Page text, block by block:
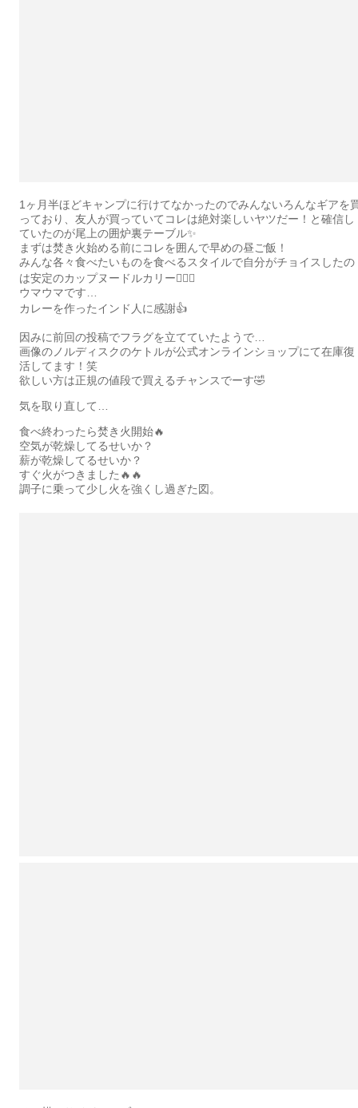
1ヶ月半ほどキャンプに行けてなかったのでみんないろんなギアを
っており、友人が買っていてコレは絶対楽しいヤツだー！と確信し
ていたのが尾上の囲炉裏テーブル✨
まずは焚き火始める前にコレを囲んで早めの昼ご飯！
みんな各々食べたいものを食べるスタイルで自分がチョイスしたの
は安定のカップヌードルカリー👳🏾‍♂️
ウマウマです…
カレーを作ったインド人に感謝👍
因みに前回の投稿でフラグを立てていたようで…
画像のノルディスクのケトルが公式オンラインショップにて在庫復
活してます！笑
欲しい方は正規の値段で買えるチャンスでーす🤣
気を取り直して…
食べ終わったら焚き火開始🔥
空気が乾燥してるせいか？
薪が乾燥してるせいか？
すぐ火がつきました🔥🔥
調子に乗って少し火を強くし過ぎた図。